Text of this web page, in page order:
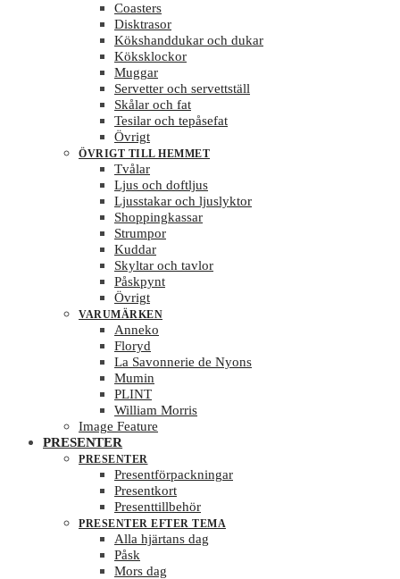
Coasters
Disktrasor
Kökshanddukar och dukar
Köksklockor
Muggar
Servetter och servettställ
Skålar och fat
Tesilar och tepåsefat
Övrigt
ÖVRIGT TILL HEMMET
Tvålar
Ljus och doftljus
Ljusstakar och ljuslyktor
Shoppingkassar
Strumpor
Kuddar
Skyltar och tavlor
Påskpynt
Övrigt
VARUMÄRKEN
Anneko
Floryd
La Savonnerie de Nyons
Mumin
PLINT
William Morris
Image Feature
PRESENTER
PRESENTER
Presentförpackningar
Presentkort
Presenttillbehör
PRESENTER EFTER TEMA
Alla hjärtans dag
Påsk
Mors dag